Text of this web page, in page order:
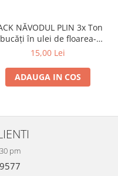
NĂVODUL PLIN 3x Ton
bucăți în ulei de floarea-
soarelui 80g
15,00 Lei
ADAUGA IN COS
pm